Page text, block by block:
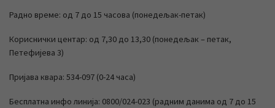
Радно време: од 7 до 15 часова (понедељак-петак)
Кориснички центар: од 7,30 до 13,30 (понедељак – петак,
Петефијева 3)
Пријава квара: 534-097 (0-24 часа)
Бесплатна инфо линија: 0800/024-023 (радним данима од 7 до 15